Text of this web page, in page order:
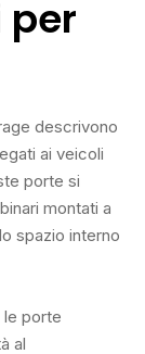
per
descrivono
ai veicoli
porte si
montati a
spazio interno
le porte
al